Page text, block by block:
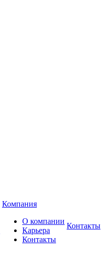
Компания
О компании
Карьера
Контакты
Контакты